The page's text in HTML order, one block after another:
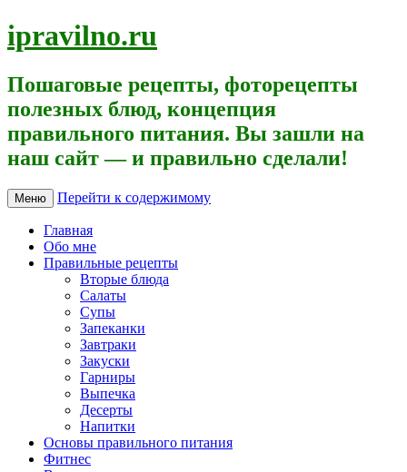
ipravilno.ru
Пошаговые рецепты, фоторецепты
полезных блюд, концепция
правильного питания. Вы зашли на
наш сайт — и правильно сделали!
Меню Перейти к содержимому
Главная
Обо мне
Правильные рецепты
Вторые блюда
Салаты
Супы
Запеканки
Завтраки
Закуски
Гарниры
Выпечка
Десерты
Напитки
Основы правильного питания
Фитнес